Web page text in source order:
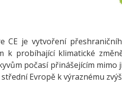
CE je vytvoření
k probíhající klimatické
počasí přinášejícím mimo
Evropě k výraznému